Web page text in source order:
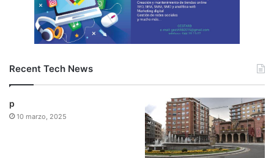
Recent Tech News
p
10 marzo, 2025